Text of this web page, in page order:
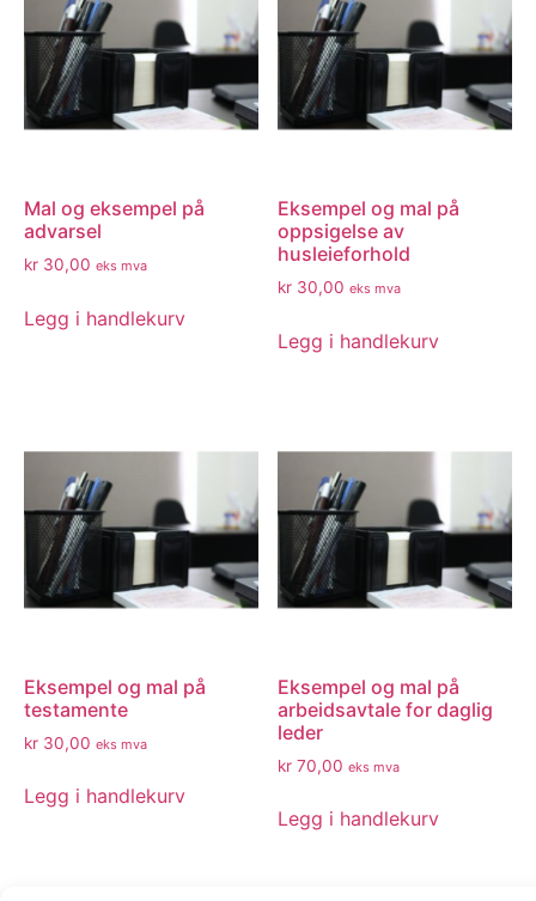
Mal og eksempel på
advarsel
kr 30,00 eks mva
Legg i handlekurv
Eksempel og mal på
oppsigelse av
husleieforhold
kr 30,00 eks mva
Legg i handlekurv
Eksempel og mal på
testamente
kr 30,00 eks mva
Legg i handlekurv
Eksempel og mal på
arbeidsavtale for daglig
leder
kr 70,00 eks mva
Legg i handlekurv